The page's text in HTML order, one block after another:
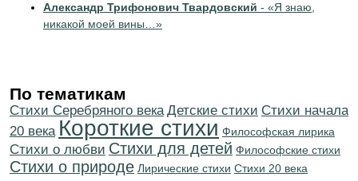
Александр Трифонович Твардовский - «Я знаю,
никакой моей вины…»
По тематикам
Cтихи Серебряного века Детские стихи Cтихи начала
20 века Короткие стихи Философская лирика
Стихи о любви Стихи для детей Философские стихи
Стихи о природе Лирические стихи Стихи 20 века